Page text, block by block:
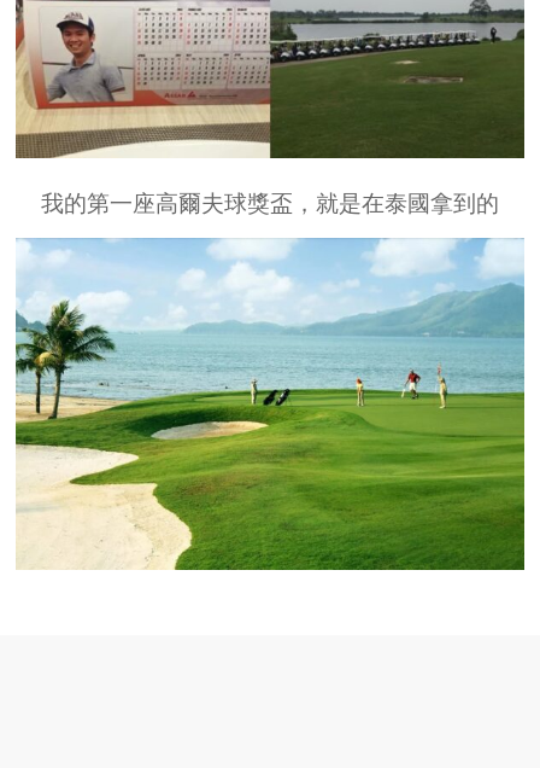
我的第一座高爾夫球獎盃，就是在泰國拿到的